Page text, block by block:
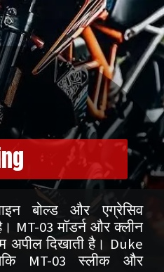
बोल्ड और एग्रेसिव
MT-03 मॉडर्न और क्लीन
अपील दिखाती है। Duke
MT-03 स्लीक और